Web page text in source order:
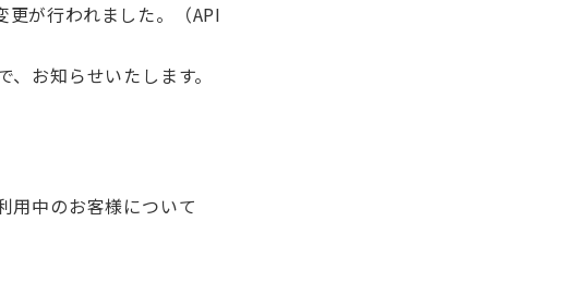
が行われました。（API
お知らせいたします。
用中のお客様について